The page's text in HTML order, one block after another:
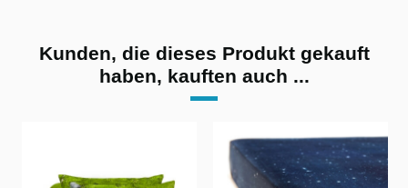
Kunden, die dieses Produkt gekauft
haben, kauften auch ...